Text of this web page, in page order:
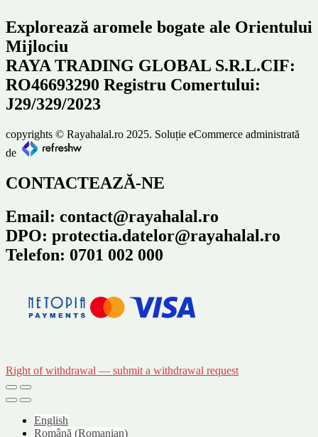
Explorează aromele bogate ale Orientului
Mijlociu
RAYA TRADING GLOBAL S.R.L.CIF:
RO46693290 Registru Comertului:
J29/329/2023
copyrights © Rayahalal.ro 2025. Soluție eCommerce administrată
de
CONTACTEAZĂ-NE
Email: contact@rayahalal.ro
DPO: protectia.datelor@rayahalal.ro
Telefon: 0701 002 000
Right of withdrawal — submit a withdrawal request
English
Română (Romanian)